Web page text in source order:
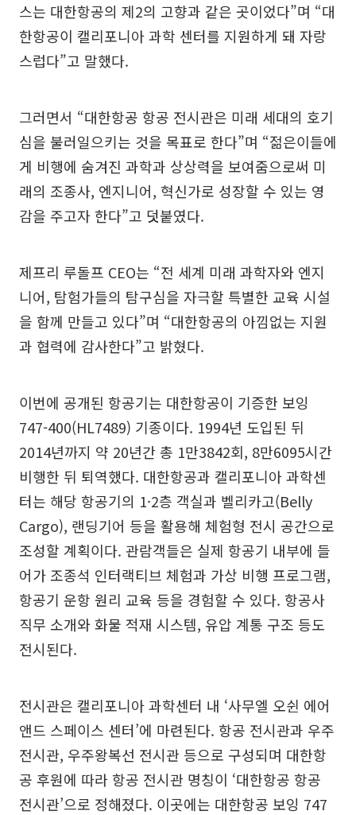
스는 대한항공의 제2의 고향과 같은 곳이었다”며 “대
한항공이 캘리포니아 과학 센터를 지원하게 돼 자랑
스럽다”고 말했다.
그러면서 “대한항공 항공 전시관은 미래 세대의 호기
심을 불러일으키는 것을 목표로 한다”며 “젊은이들에
게 비행에 숨겨진 과학과 상상력을 보여줌으로써 미
래의 조종사, 엔지니어, 혁신가로 성장할 수 있는 영
감을 주고자 한다”고 덧붙였다.
제프리 루돌프 CEO는 “전 세계 미래 과학자와 엔지
니어, 탐험가들의 탐구심을 자극할 특별한 교육 시설
을 함께 만들고 있다”며 “대한항공의 아낌없는 지원
과 협력에 감사한다”고 밝혔다.
이번에 공개된 항공기는 대한항공이 기증한 보잉
747-400(HL7489) 기종이다. 1994년 도입된 뒤
2014년까지 약 20년간 총 1만3842회, 8만6095시간
비행한 뒤 퇴역했다. 대한항공과 캘리포니아 과학센
터는 해당 항공기의 1·2층 객실과 벨리카고(Belly
Cargo), 랜딩기어 등을 활용해 체험형 전시 공간으로
조성할 계획이다. 관람객들은 실제 항공기 내부에 들
어가 조종석 인터랙티브 체험과 가상 비행 프로그램,
항공기 운항 원리 교육 등을 경험할 수 있다. 항공사
직무 소개와 화물 적재 시스템, 유압 계통 구조 등도
전시된다.
전시관은 캘리포니아 과학센터 내 ‘사무엘 오쉰 에어
앤드 스페이스 센터’에 마련된다. 항공 전시관과 우주
전시관, 우주왕복선 전시관 등으로 구성되며 대한항
공 후원에 따라 항공 전시관 명칭이 ‘대한항공 항공
전시관’으로 정해졌다. 이곳에는 대한항공 보잉 747